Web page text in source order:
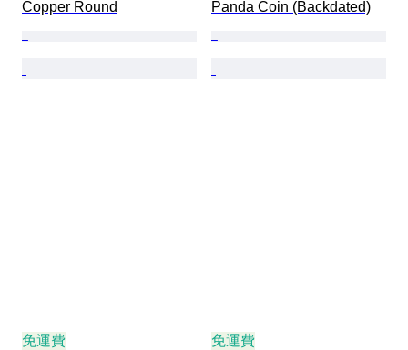
Copper Round Panda Coin (Backdated)
免運費 免運費